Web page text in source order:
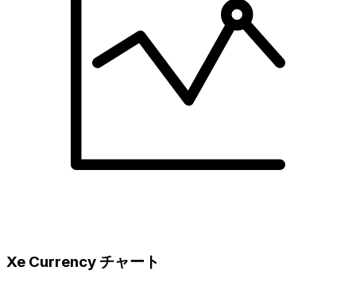
Xe Currency チャート